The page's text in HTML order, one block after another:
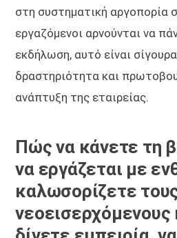
στη συστηματική αργοπορία
εργαζόμενοι αρνούνται να
εκδήλωση, αυτό είναι
δραστηριότητα και
ανάπτυξη της εταιρείας.
Πώς να κάνετε τη
να εργάζεται με
καλωσορίζετε
νεοεισερχόμενους